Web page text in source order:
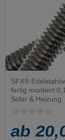
SFX®
fertig montiert
Solar & Heizung
ab